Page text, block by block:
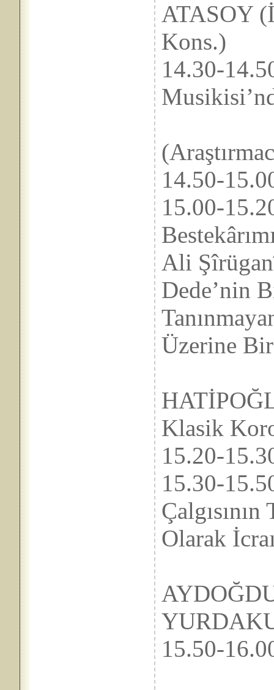
ATASOY
Kons.)
14.50-
15.00-
Ali
Dede’nin
Üzerine Bir
Klasik
15.20-
15.30-
Çalgısının
Olarak
15.50-